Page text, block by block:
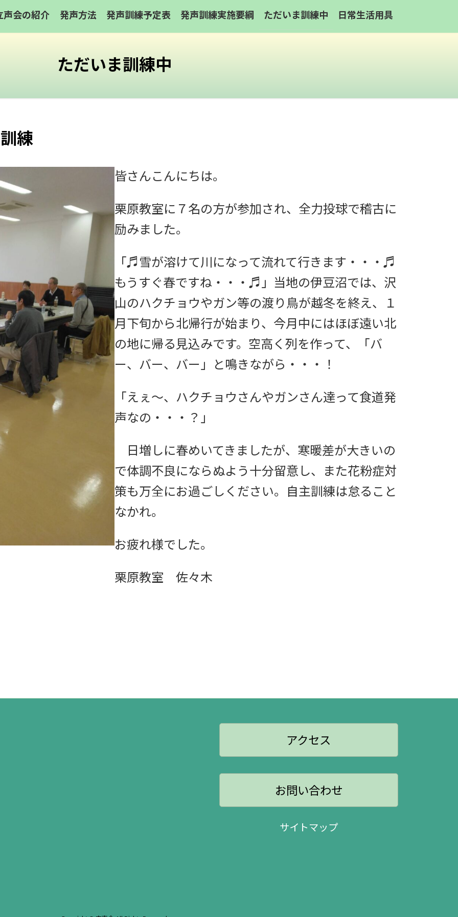
声会の紹介 発声方法 発声訓練予定表 発声訓練実施要綱 ただいま訓練中 日常生活用具
ただいま訓練中
練
皆さんこんにちは。
栗原教室に７名の方が参加され、全力投球で稽古に
励みました。
「♬雪が溶けて川になって流れて行きます・・・♬
もうすぐ春ですね・・・♬」当地の伊豆沼では、沢
山のハクチョウやガン等の渡り鳥が越冬を終え、１
月下旬から北帰行が始まり、今月中にはほぼ遠い北
の地に帰る見込みです。空高く列を作って、「バ
ー、バー、バー」と鳴きながら・・・！
「えぇ～、ハクチョウさんやガンさん達って食道発
声なの・・・？」
日増しに春めいてきましたが、寒暖差が大きいの
で体調不良にならぬよう十分留意し、また花粉症対
策も万全にお過ごしください。自主訓練は怠ること
なかれ。
お疲れ様でした。
栗原教室 佐々木
アクセス
お問い合わせ
サイトマップ